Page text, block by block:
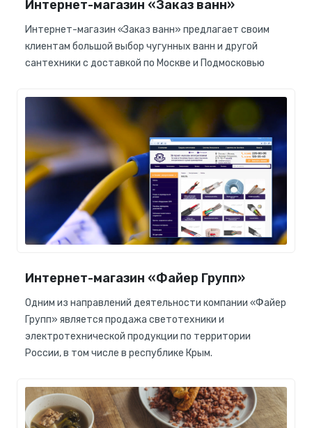
Интернет-магазин «Заказ ванн»
Интернет-магазин «Заказ ванн» предлагает своим
клиентам большой выбор чугунных ванн и другой
сантехники с доставкой по Москве и Подмосковью
Интернет-магазин «Файер Групп»
Одним из направлений деятельности компании «Файер
Групп» является продажа светотехники и
электротехнической продукции по территории
России, в том числе в республике Крым.